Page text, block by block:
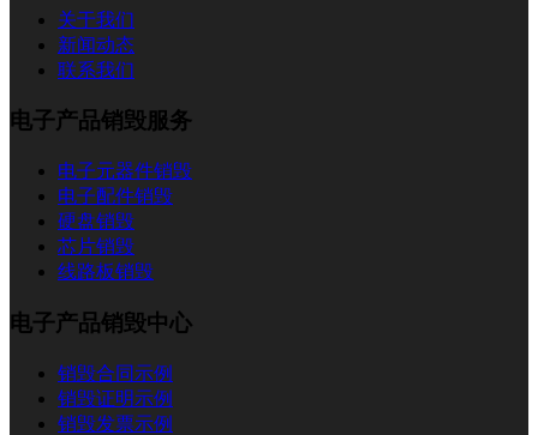
关于我们
新闻动态
联系我们
电子产品销毁服务
电子元器件销毁
电子配件销毁
硬盘销毁
芯片销毁
线路板销毁
电子产品销毁中心
销毁合同示例
销毁证明示例
销毁发票示例